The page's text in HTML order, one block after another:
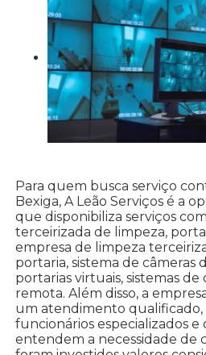
Para quem busca serviço
Bexiga, A Leão Serviços é a
que disponibiliza serviços
terceirizada de limpeza,
empresa de limpeza
portaria, sistema de câmeras
portarias virtuais, sistemas de
remota. Além disso, a
um atendimento qualificado,
funcionários especializados e
entendem a necessidade de